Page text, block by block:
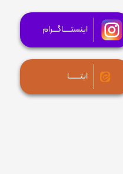
اینستــــاگـــرام
ایتــــــا